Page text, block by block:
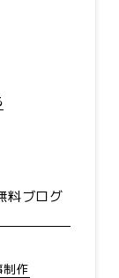
料ブログ
作